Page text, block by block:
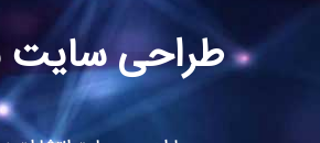
طراحی سایت